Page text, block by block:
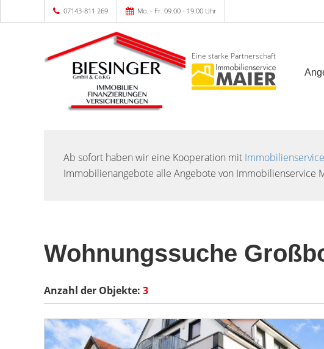
07143-811 269 Mo. - Fr. 09.00 - 19.00 Uhr
Eine starke Partnerschaft
Ab sofort haben wir eine Kooperation mit
Immobilienangebote alle Angebote von Immobilienservice
Wohnungssuche
Anzahl der Objekte: 3